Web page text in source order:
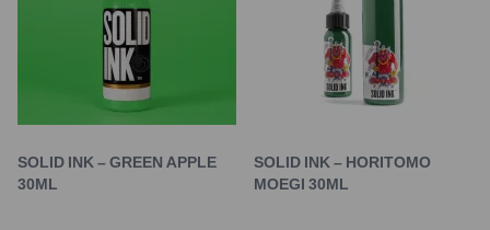
SOLID INK – GREEN APPLE
30ML
SOLID INK – HORITOMO
MOEGI 30ML